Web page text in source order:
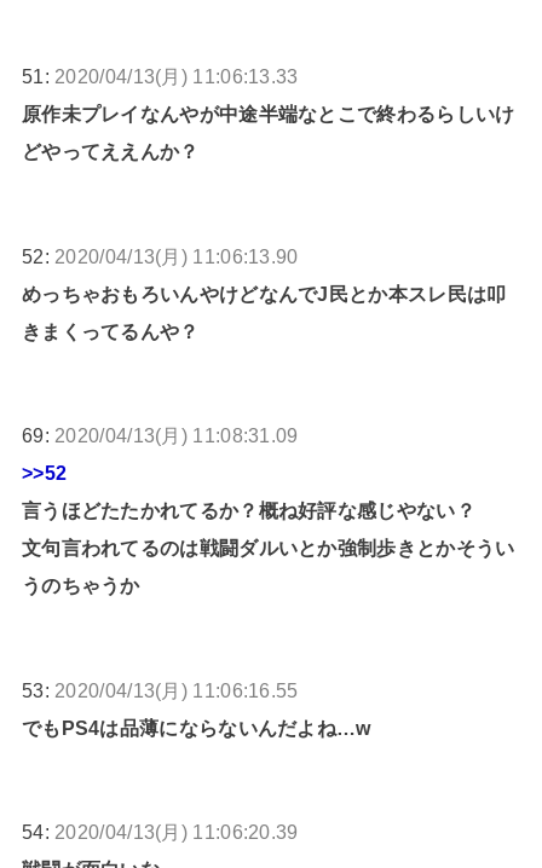
51: 2020/04/13(月) 11:06:13.33
原作未プレイなんやが中途半端なとこで終わるらしいけ
どやってええんか？
52: 2020/04/13(月) 11:06:13.90
めっちゃおもろいんやけどなんでJ民とか本スレ民は叩
きまくってるんや？
69: 2020/04/13(月) 11:08:31.09
>>52
言うほどたたかれてるか？概ね好評な感じやない？
文句言われてるのは戦闘ダルいとか強制歩きとかそうい
うのちゃうか
53: 2020/04/13(月) 11:06:16.55
でもPS4は品薄にならないんだよね…w
54: 2020/04/13(月) 11:06:20.39